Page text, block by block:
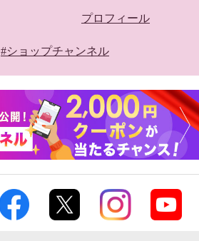
プロフィール
#ショップチャンネル